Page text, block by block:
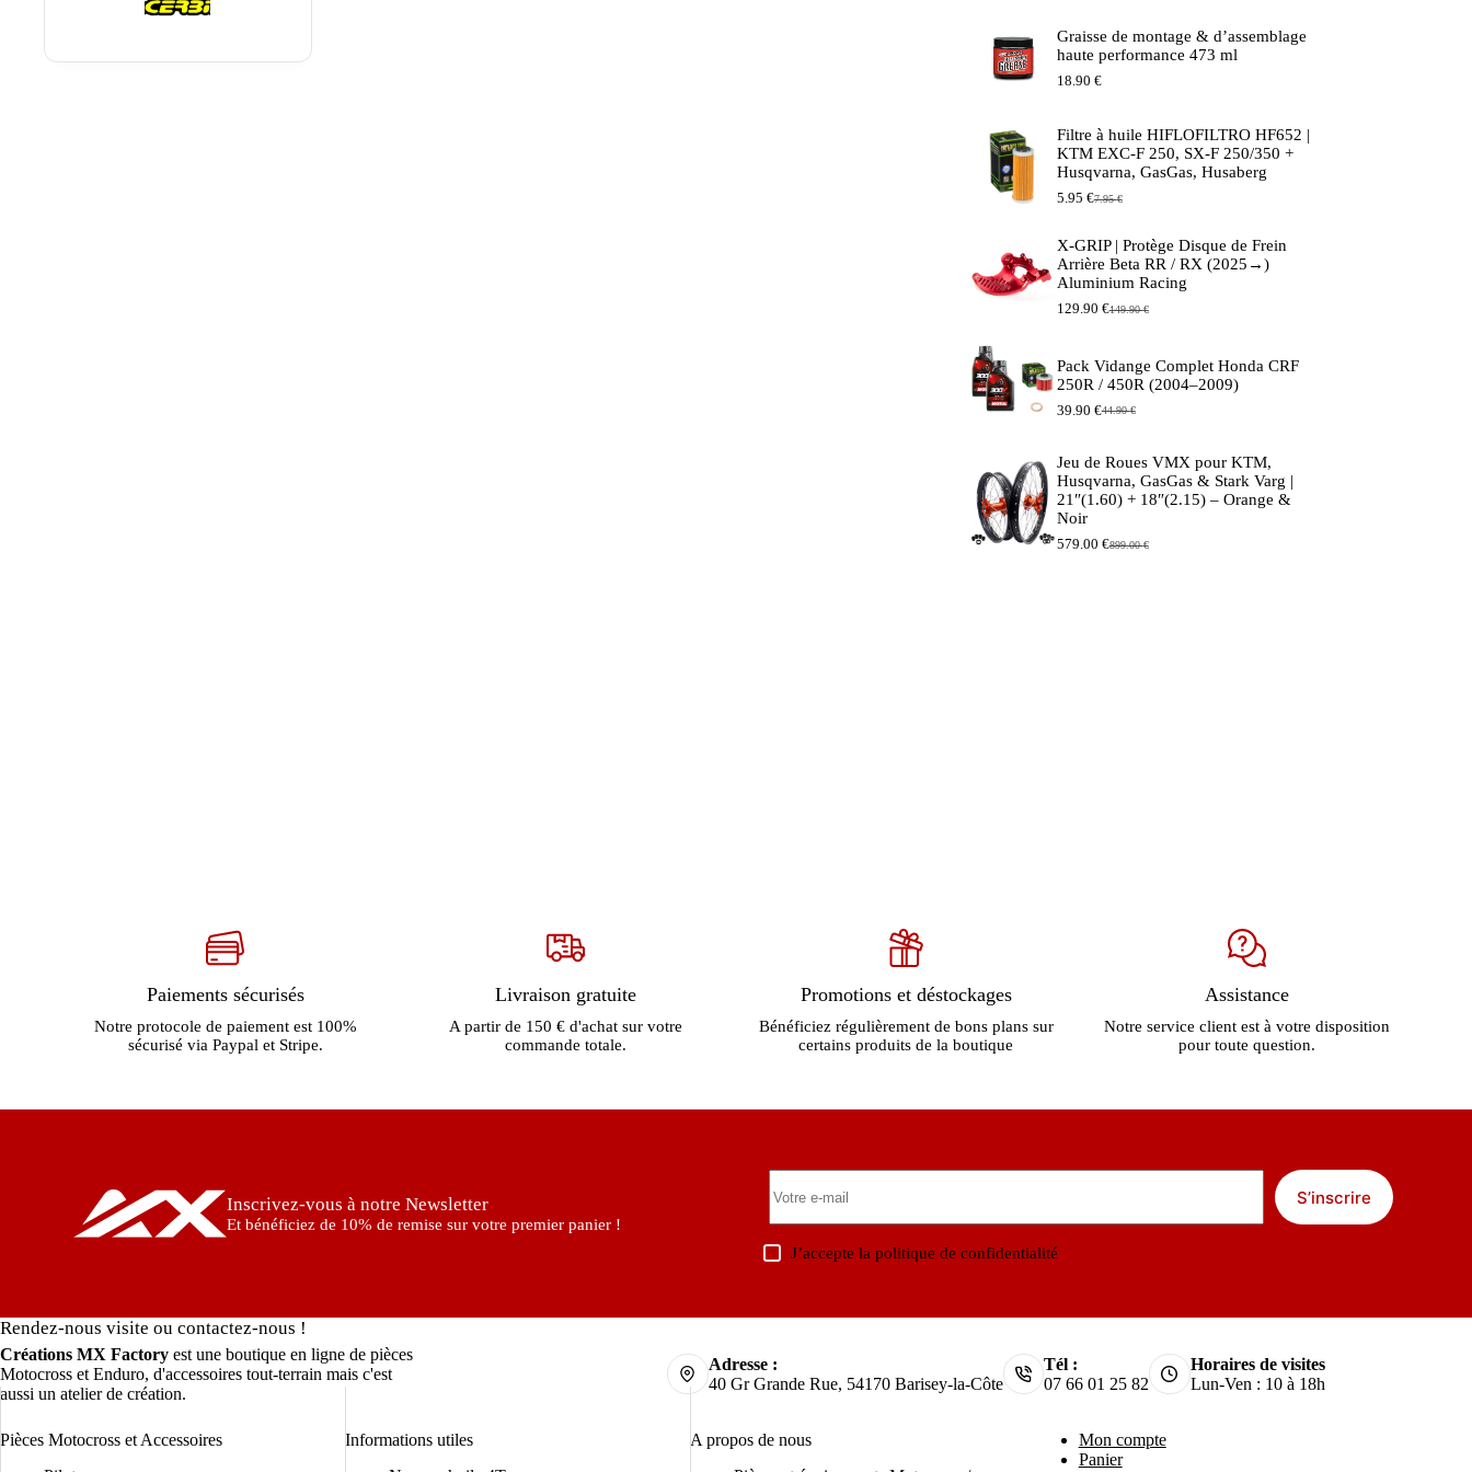
Graisse de montage & d’assemblage
haute performance 473 ml
18.90 €
Filtre à huile HIFLOFILTRO HF652 |
KTM EXC-F 250, SX-F 250/350 +
Husqvarna, GasGas, Husaberg
7.95€
Le
initial
était :
7.95 €.
5.95 €
Le
actuel
est :
5.95 €.
X-GRIP | Protège Disque de Frein
Arrière Beta RR / RX (2025→)
Aluminium Racing
149.90€
Le
était :
149.90 €.
129.90 €
Le
est :
129.90 €.
Pack Vidange Complet Honda CRF
250R / 450R (2004–2009)
44.90€
Le
était :
44.90 €.
39.90 €
Le
est :
39.90 €.
Jeu de Roues VMX pour KTM,
Husqvarna, GasGas & Stark Varg |
21″(1.60) + 18″(2.15) – Orange &
Noir
899.00€
Le
579.00 €
Le
Paiements sécurisés
Notre protocole de paiement est 100%
sécurisé via Paypal et Stripe.
Livraison gratuite
A partir de 150 € d'achat sur votre
commande totale.
Promotions et déstockages
Bénéficiez régulièrement de bons plans sur
certains produits de la boutique
Assistance
Notre service client est à votre disposition
pour toute question.
Inscrivez-vous à notre Newsletter
Et bénéficiez de 10% de remise sur votre premier panier !
S’inscrire
J’accepte lapolitique de confidentialité
Rendez-nous visite ou contactez-nous !
Créations MX Factory est une boutique en ligne de pièces
Motocross et Enduro, d'accessoires tout-terrain mais c'est
aussi un atelier de création.
Adresse :
40 Gr Grande Rue, 54170 Barisey-la-Côte
Tél :
07 66 01 25 82
Horaires de visites
Lun-Ven : 10 à 18h
Pièces Motocross et Accessoires
Informations utiles
A propos de nous
Mon compte
Panier